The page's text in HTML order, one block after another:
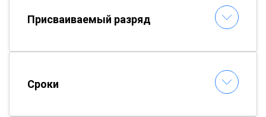
Присваиваемый разряд
Сроки